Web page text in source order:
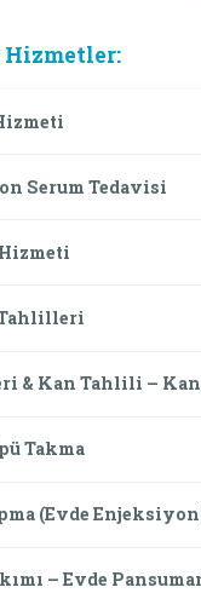
Hizmetler:
Serum Tedavisi
& Kan Tahlili –
Takma
(Evde
– Evde